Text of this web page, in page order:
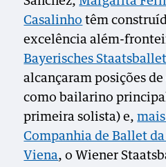
Casalinho têm
excelência além-
Bayerisches
alcançaram posições
como bailarino
primeira solista) e,
Companhia de Ballet
Viena, o Wiener